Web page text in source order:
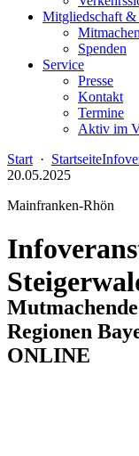
Mitgliedschaft &
Mitmachen
Spenden
Service
Presse
Kontakt
Termine
Aktiv im
Start · Startseite
20.05.2025
Mainfranken-Rhön
Regionen
ONLINE